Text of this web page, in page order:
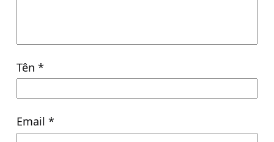
Tên *
Email *